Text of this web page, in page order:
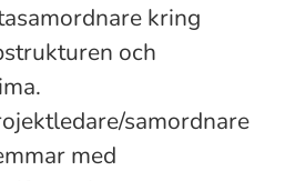
kring
och
samordnare
med